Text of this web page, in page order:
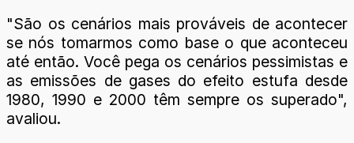
"São os cenários mais prováveis de acontecer
se nós tomarmos como base o que aconteceu
até então. Você pega os cenários pessimistas e
as emissões de gases do efeito estufa desde
1980, 1990 e 2000 têm sempre os superado",
avaliou.